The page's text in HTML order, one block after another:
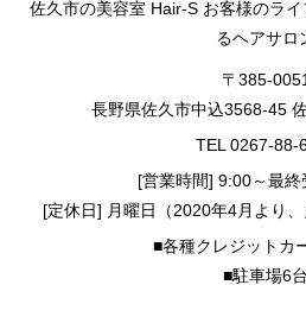
佐久市の美容室 Hair-S お客様のラ
るヘアサロ
〒385-0051
長野県佐久市中込3568-45
TEL 0267-88-
[営業時間] 9:00～最
[定休日] 月曜日（2020年4月より、
■各種クレジットカ
■駐車場6台